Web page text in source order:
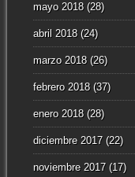
mayo 2018(28)
abril 2018(24)
marzo 2018(26)
febrero 2018(37)
enero 2018(28)
diciembre 2017(22)
noviembre 2017(17)